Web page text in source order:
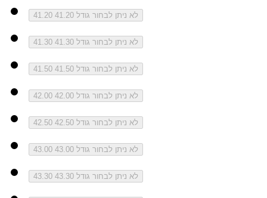
41.20 לא ניתן לבחור גודל 41.20
41.30 לא ניתן לבחור גודל 41.30
41.50 לא ניתן לבחור גודל 41.50
42.00 לא ניתן לבחור גודל 42.00
42.50 לא ניתן לבחור גודל 42.50
43.00 לא ניתן לבחור גודל 43.00
43.30 לא ניתן לבחור גודל 43.30